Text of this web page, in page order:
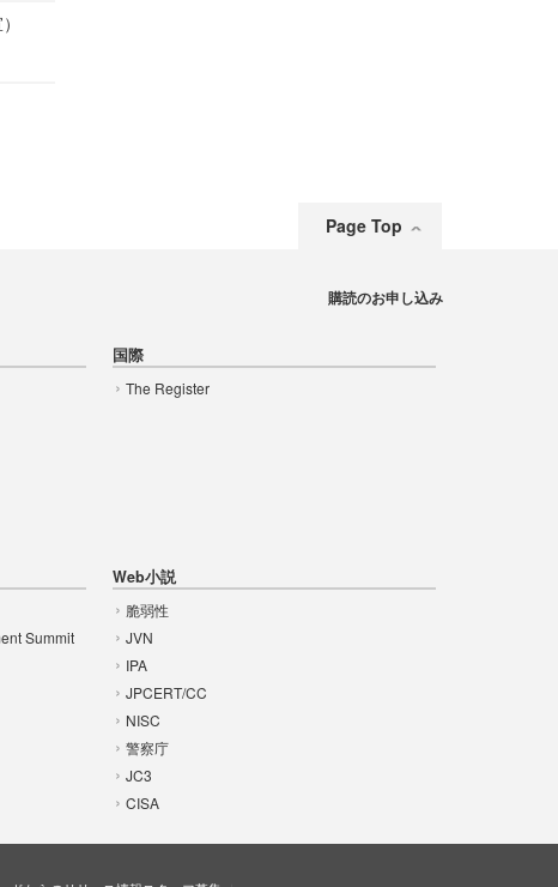
Page Top
国際
The Register
Summit
Web小説
脆弱性
JVN
IPA
JPCERT/CC
NISC
警察庁
JC3
CISA
購読のお申し込み